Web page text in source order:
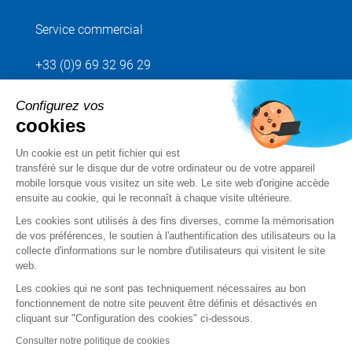
Service commercial
+33 (0)9 69 32 96 29
Envoyez votre demande
Suivez-nous
Mentions légales
Configurez vos
cookies
Un cookie est un petit fichier qui est
transféré sur le disque dur de votre ordinateur ou de votre appareil
mobile lorsque vous visitez un site web. Le site web d'origine accède
ensuite au cookie, qui le reconnaît à chaque visite ultérieure.
Les cookies sont utilisés à des fins diverses, comme la mémorisation
de vos préférences, le soutien à l'authentification des utilisateurs ou la
collecte d'informations sur le nombre d'utilisateurs qui visitent le site
web.
Les cookies qui ne sont pas techniquement nécessaires au bon
fonctionnement de notre site peuvent être définis et désactivés en
cliquant sur "Configuration des cookies" ci-dessous.
Consulter notre politique de cookies